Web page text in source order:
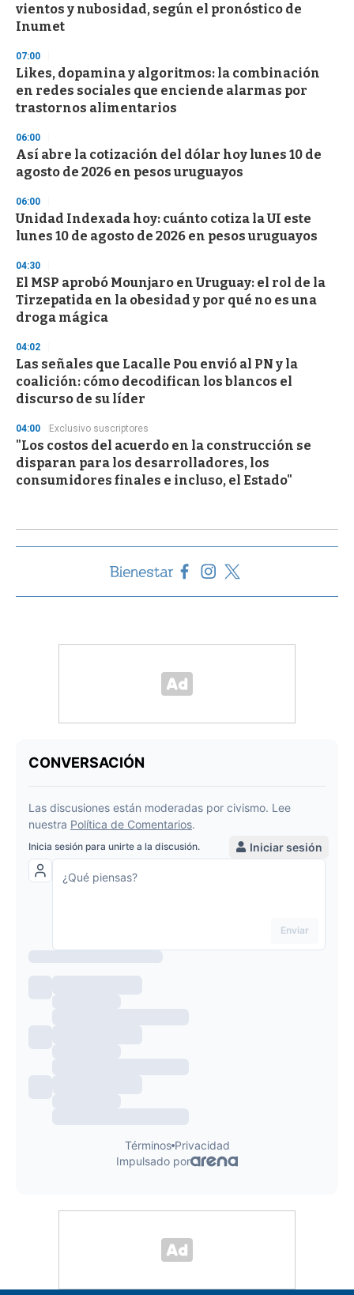
c
o
d
s
vientos y nubosidad, según el pronóstico de
Inumet
07:00
Likes, dopamina y algoritmos: la combinación
en redes sociales que enciende alarmas por
trastornos alimentarios
06:00
Así abre la cotización del dólar hoy lunes 10 de
agosto de 2026 en pesos uruguayos
06:00
Unidad Indexada hoy: cuánto cotiza la UI este
lunes 10 de agosto de 2026 en pesos uruguayos
04:30
El MSP aprobó Mounjaro en Uruguay: el rol de la
Tirzepatida en la obesidad y por qué no es una
droga mágica
04:02
Las señales que Lacalle Pou envió al PN y la
coalición: cómo decodifican los blancos el
discurso de su líder
04:00 Exclusivo suscriptores
"Los costos del acuerdo en la construcción se
disparan para los desarrolladores, los
consumidores finales e incluso, el Estado"